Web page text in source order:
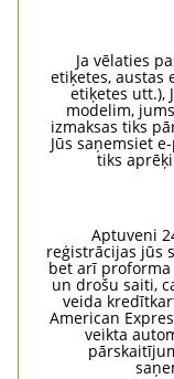
Ja vēlaties
etiķetes, austas
etiķetes utt.),
modelim,
izmaksas tiks
Jūs saņemsiet
tiks
Aptuveni
reģistrācijas jūs
bet arī
un drošu saiti,
veida
American
veikta